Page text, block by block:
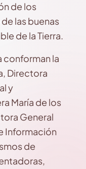
de los
las buenas
de la Tierra.
conforman la
Directora
y
María de los
General
Información
de